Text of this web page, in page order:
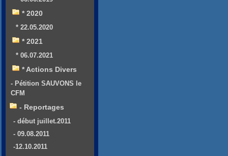
* 2020
* 22.05.2020
* 2021
* 06.07.2021
* Actions Divers
- Pétition SAUVONS le
CFM
- Reportages
- début juillet.2011
- 09.08.2011
-12.10.2011